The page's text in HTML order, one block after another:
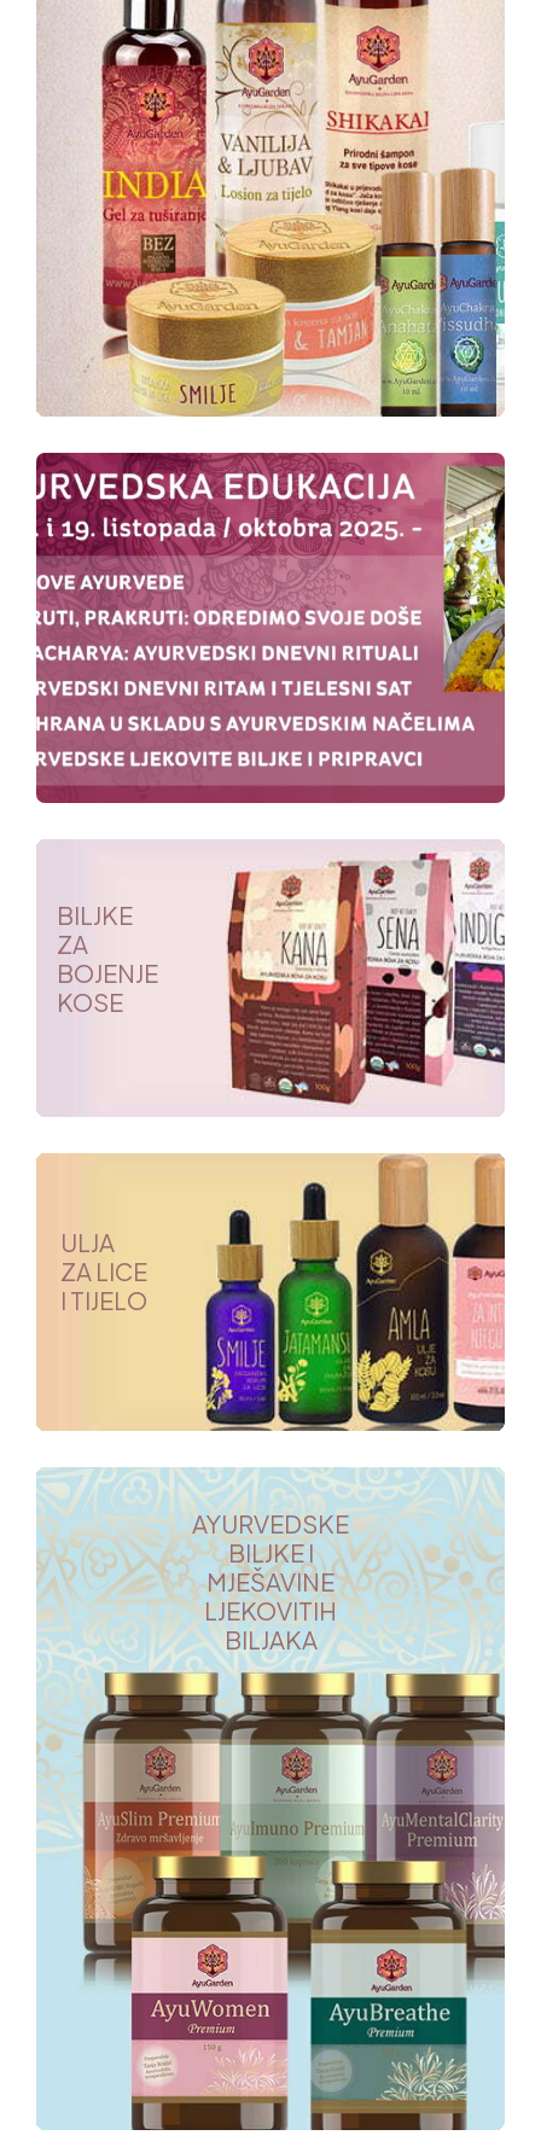
BILJKE
ZA
BOJENJE
KOSE
ULJA
ZA LICE
I TIJELO
AYURVEDSKE
BILJKE I
MJEŠAVINE
LJEKOVITIH
BILJAKA